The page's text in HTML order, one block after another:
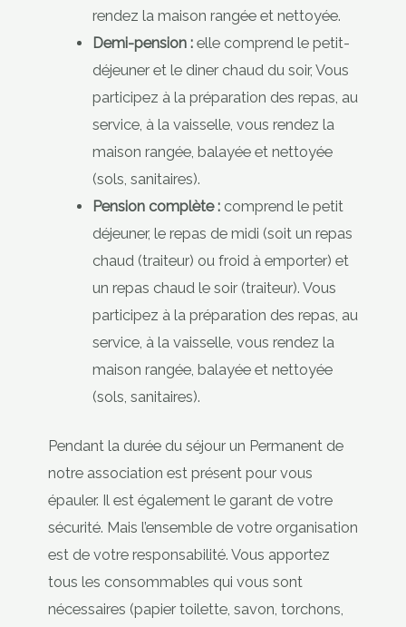
rendez la maison rangée et nettoyée.
Demi-pension : elle comprend le petit-
déjeuner et le diner chaud du soir, Vous
participez à la préparation des repas, au
service, à la vaisselle, vous rendez la
maison rangée, balayée et nettoyée
(sols, sanitaires).
Pension complète : comprend le petit
déjeuner, le repas de midi (soit un repas
chaud (traiteur) ou froid à emporter) et
un repas chaud le soir (traiteur). Vous
participez à la préparation des repas, au
service, à la vaisselle, vous rendez la
maison rangée, balayée et nettoyée
(sols, sanitaires).
Pendant la durée du séjour un Permanent de
notre association est présent pour vous
épauler. Il est également le garant de votre
sécurité. Mais l’ensemble de votre organisation
est de votre responsabilité. Vous apportez
tous les consommables qui vous sont
nécessaires (papier toilette, savon, torchons,